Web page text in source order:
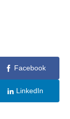
Facebook
LinkedIn